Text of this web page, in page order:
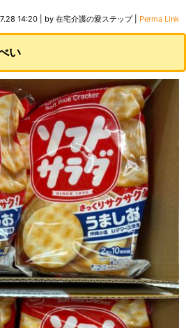
14:20 by 在宅介護の愛ステップ| Perma Link
い